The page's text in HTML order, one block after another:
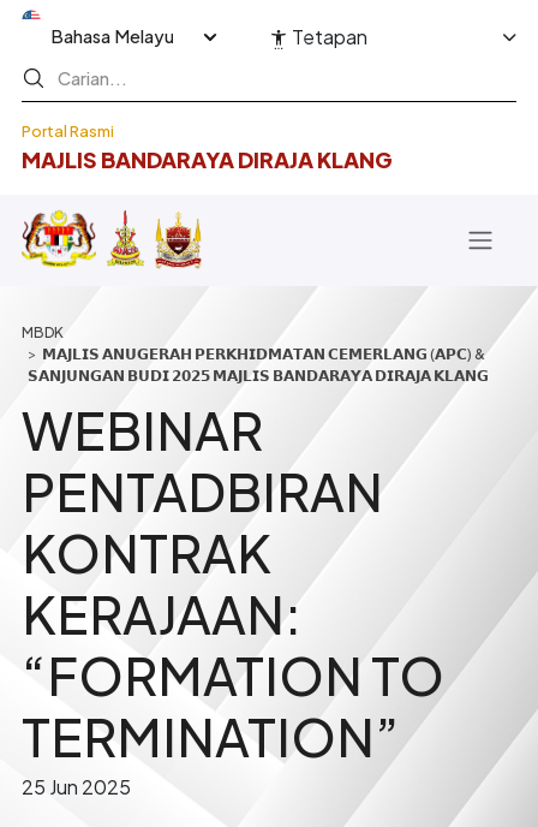
Langkau ke kandungan utama
Portal Rasmi
MAJLIS BANDARAYA DIRAJA KLANG
Select your language Tetapan
Breadcrumb
𝗠𝗔𝗝𝗟𝗜𝗦 𝗔𝗡𝗨𝗚𝗘𝗥𝗔𝗛 𝗣𝗘𝗥𝗞𝗛𝗜𝗗𝗠𝗔𝗧𝗔𝗡 𝗖𝗘𝗠𝗘𝗥𝗟𝗔𝗡𝗚 (𝗔𝗣𝗖) &
𝗦𝗔𝗡𝗝𝗨𝗡𝗚𝗔𝗡 𝗕𝗨𝗗𝗜 𝟮𝟬𝟮𝟱 𝗠𝗔𝗝𝗟𝗜𝗦 𝗕𝗔𝗡𝗗𝗔𝗥𝗔𝗬𝗔 𝗗𝗜𝗥𝗔𝗝𝗔 𝗞𝗟𝗔𝗡𝗚
WEBINAR
PENTADBIRAN
KONTRAK
KERAJAAN:
“FORMATION TO
TERMINATION”
25 Jun 2025